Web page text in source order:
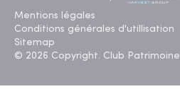
Mentions légales
Conditions générales d'utillisation
Sitemap
© 2026 Copyright. Club Patrimoine